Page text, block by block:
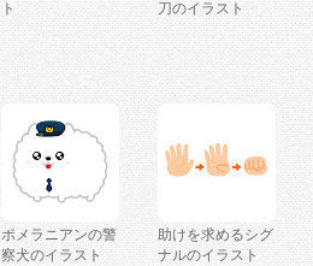
ト
刀のイラスト
ポメラニアンの警
察犬のイラスト
助けを求めるシグ
ナルのイラスト